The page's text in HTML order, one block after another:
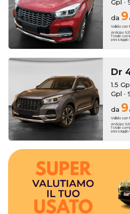
Gpl ·
da
Valido con
Anticipo
Totale
passaggio
Dr
1.5
Gpl ·
da
Valido con
Anticipo
Totale
passaggio
Hai una permuta?
Erreti Auto sottrae il suo valore al
tua nuova auto, con una super
3250€. Hai un usato da rottamare?
bonus anche sull'usato che vale zero!